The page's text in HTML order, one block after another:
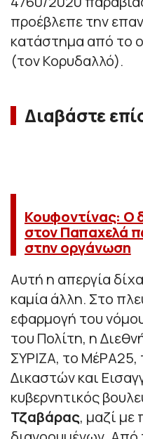
προέβλεπε την
κατάστημα από το
(τον Κορυδαλλό).
Διαβάστε
Κουφοντίνας: Ο
στον Παπαχελά
στην οργάνωση
Αυτή η απεργία
καμία άλλη. Στο
εφαρμογή του
του Πολίτη, η
ΣΥΡΙΖΑ, το
Δικαστών και
κυβερνητικός
Τζαβάρας, μαζί με